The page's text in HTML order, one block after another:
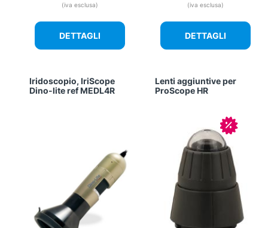
(iva esclusa)
DETTAGLI
(iva esclusa)
DETTAGLI
Iridoscopio, IriScope
Dino-lite ref MEDL4R
Lenti aggiuntive per
ProScope HR
In